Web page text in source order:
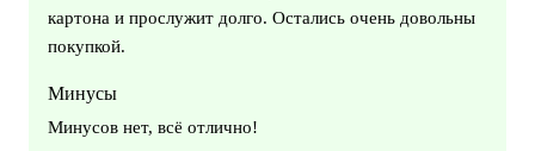
картона и прослужит долго. Остались очень довольны
покупкой.
Минусы
Минусов нет, всё отлично!